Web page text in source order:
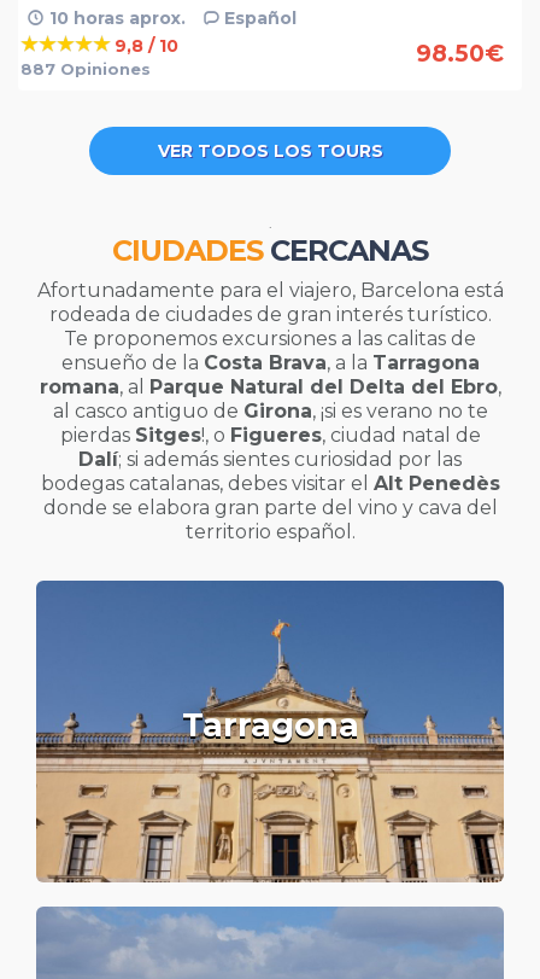
10 horas aprox.
Español
9,8 / 10
887 Opiniones
98.50€
VER TODOS LOS TOURS
.
CIUDADESCERCANAS
Afortunadamente para el viajero, Barcelona está
rodeada de ciudades de gran interés turístico.
Te proponemos excursiones a las calitas de
ensueño de la Costa Brava, a la Tarragona
romana, al Parque Natural del Delta del Ebro,
al casco antiguo de Girona, ¡si es verano no te
pierdas Sitges!, o Figueres, ciudad natal de
Dalí; si además sientes curiosidad por las
bodegas catalanas, debes visitar el Alt Penedès
donde se elabora gran parte del vino y cava del
territorio español.
Tarragona